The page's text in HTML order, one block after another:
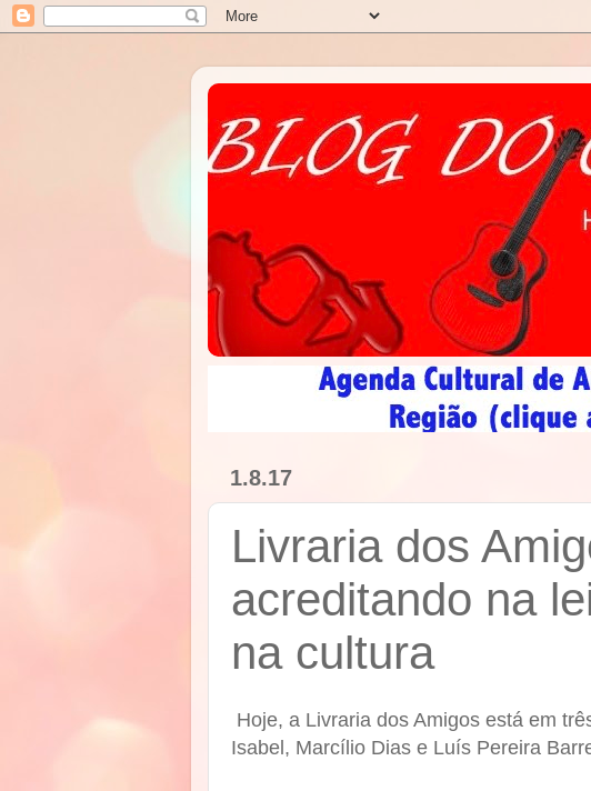
1.8.17
Livraria dos
acreditando na
na cultura
Hoje, a Livraria dos Amigos está em
Isabel, Marcílio Dias e Luís Pereira